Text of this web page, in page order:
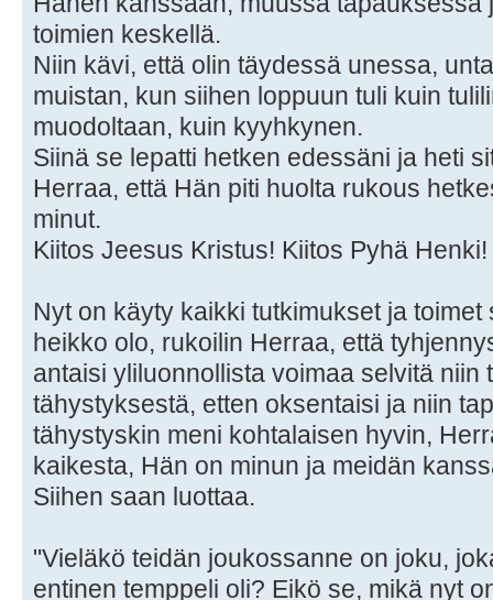
toimien keskellä.
Niin kävi, että olin täydessä unessa,
muistan, kun siihen loppuun tuli kuin
muodoltaan, kuin kyyhkynen.
Siinä se lepatti hetken edessäni ja heti
Herraa, että Hän piti huolta rukous
minut.
Kiitos Jeesus Kristus! Kiitos Pyhä Henki!
Nyt on käyty kaikki tutkimukset ja
heikko olo, rukoilin Herraa, että
antaisi yliluonnollista voimaa selvitä niin
tähystyksestä, etten oksentaisi ja niin
tähystyskin meni kohtalaisen hyvin,
kaikesta, Hän on minun ja meidän
Siihen saan luottaa.
"Vieläkö teidän joukossanne on joku,
entinen temppeli oli? Eikö se, mikä nyt